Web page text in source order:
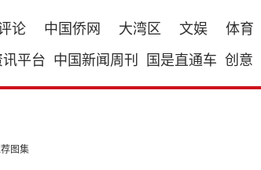
论 中国侨网 大湾区 文娱 体育
平台 中国新闻周刊 国是直通车 创意
图集